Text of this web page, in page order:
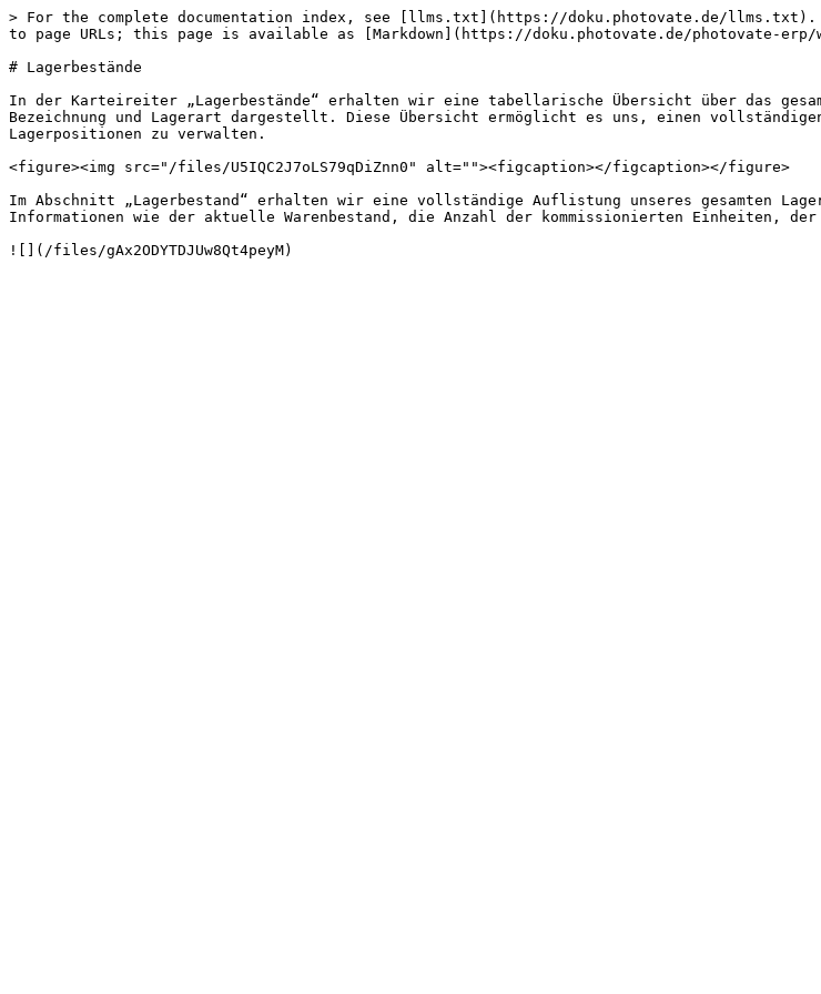
> For the complete documentation index, see [llms.txt](https://doku.photovate.de/llms.txt).
to page URLs; this page is available as [Markdown](https://doku.photovate.de/photovate-erp/
# Lagerbestände
In der Karteireiter „Lagerbestände“ erhalten wir eine tabellarische Übersicht über das
Bezeichnung und Lagerart dargestellt. Diese Übersicht ermöglicht es uns, einen
Lagerpositionen zu verwalten.
<figure><img src="/files/U5IQC2J7oLS79qDiZnn0" alt=""><figcaption></figcaption></figure>
Im Abschnitt „Lagerbestand“ erhalten wir eine vollständige Auflistung unseres gesamten
Informationen wie der aktuelle Warenbestand, die Anzahl der kommissionierten Einheiten,